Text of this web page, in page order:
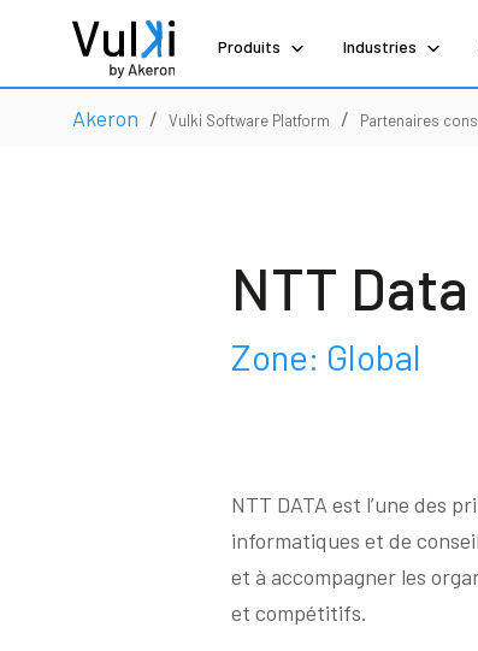
Produits Industries
Akeron / Vulki Software Platform / Partenaires
NTT Data
Zone: Global
NTT DATA est l’une des
informatiques et de
et à accompagner les
et compétitifs.